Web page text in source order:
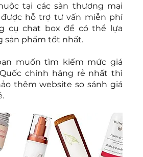
tại các sàn thương mại
hỗ trợ tư vấn miễn phí
cụ chat box để có thể lựa
sản phẩm tốt nhất.
muốn tìm kiếm mức giá
chính hãng rẻ nhất thì
thêm website so sánh giá